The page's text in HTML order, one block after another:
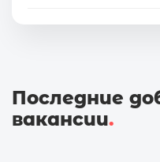
Последние
вакансии.